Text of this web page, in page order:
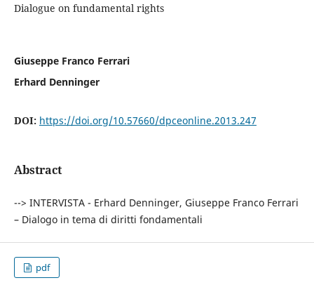
Dialogue on fundamental rights
Giuseppe Franco Ferrari
Erhard Denninger
DOI: https://doi.org/10.57660/dpceonline.2013.247
Abstract
--> INTERVISTA - Erhard Denninger, Giuseppe Franco Ferrari
– Dialogo in tema di diritti fondamentali
pdf